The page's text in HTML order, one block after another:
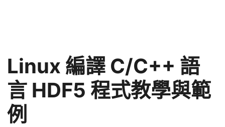
Linux 編譯 C/C++ 語
言 HDF5 程式教學與範
例